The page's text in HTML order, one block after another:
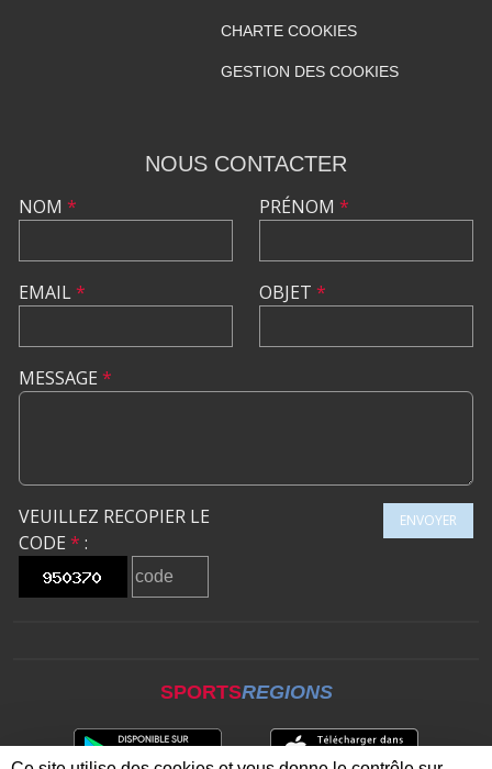
CHARTE COOKIES
GESTION DES COOKIES
NOUS CONTACTER
NOM *
EMAIL*
PRÉNOM *
OBJET *
MESSAGE *
VEUILLEZ RECOPIER LE
CODE * :
ENVOYER
SPORTSREGIONS